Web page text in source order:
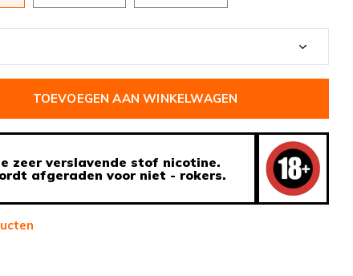
TOEVOEGEN AAN WINKELWAGEN
zeer verslavende stof nicotine.
afgeraden voor niet - rokers.